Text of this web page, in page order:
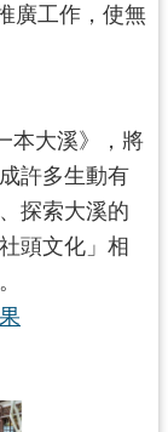
廣工作，使無
本大溪》，將
許多生動有
探索大溪的
頭文化」相